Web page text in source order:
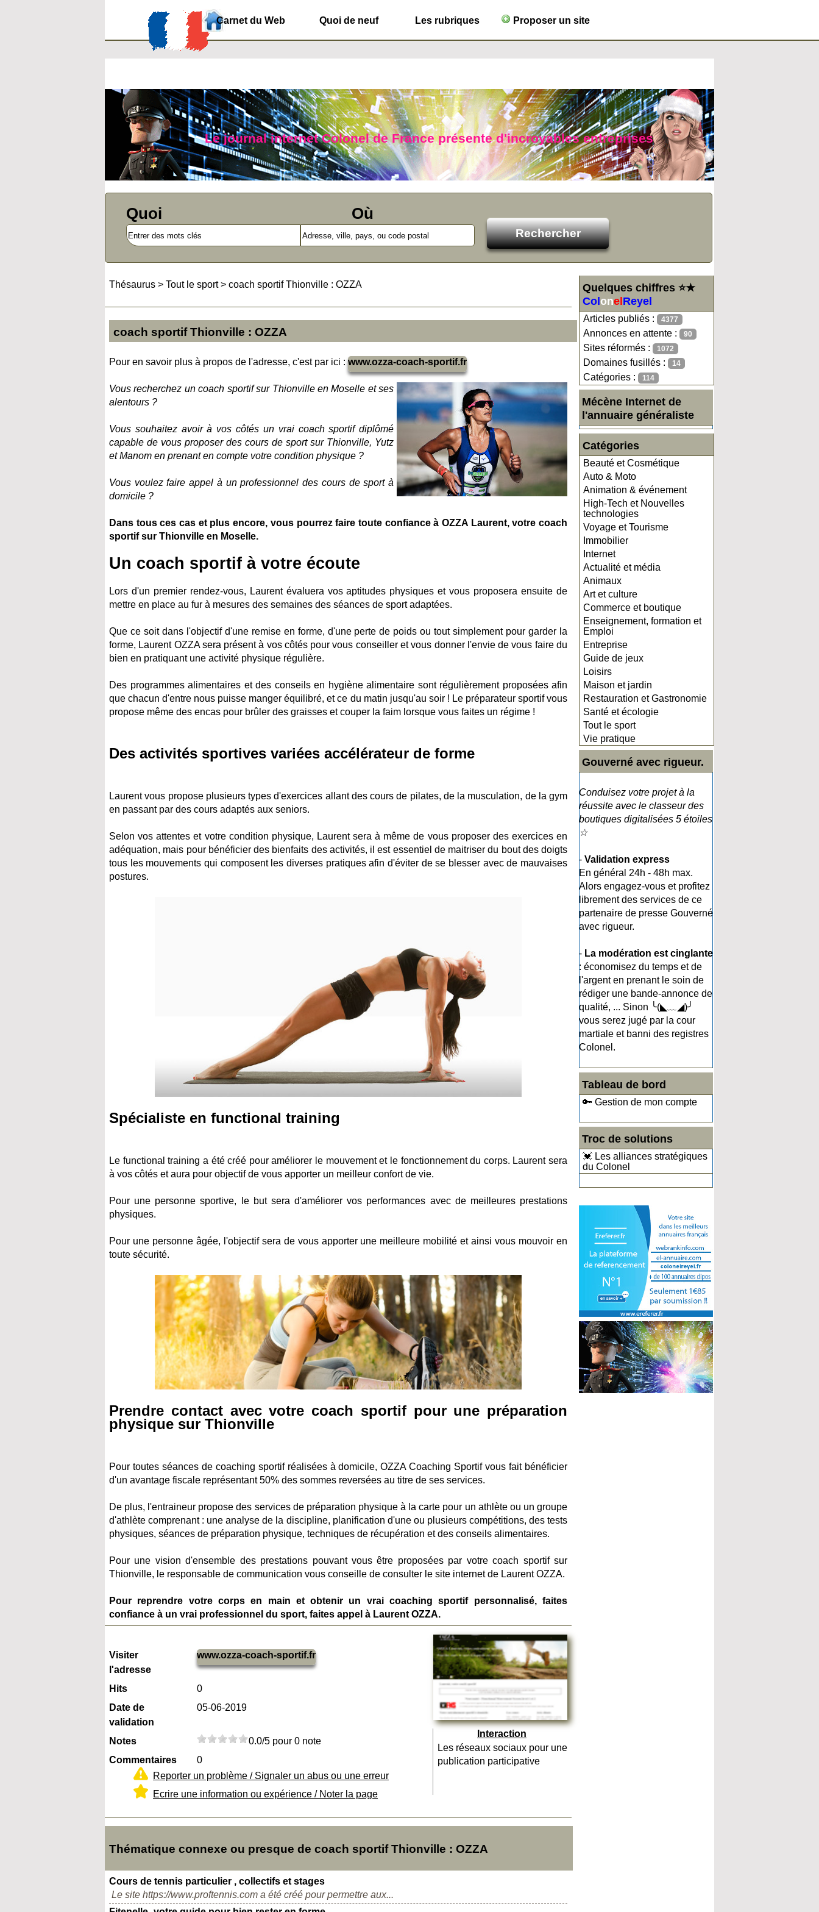
Carnet du Web Quoi de neuf Les rubriques Proposer un site
Le journal internet Colonel de France présente d'incroyables entreprises
Quoi Où
Quelques chiffres ⭐★
Col onel Reyel
Articles publiés : 4377
Annonces en attente : 90
Sites réformés : 1072
Domaines fusillés : 14
Catégories : 114
Mécène Internet de
l'annuaire généraliste
Catégories
Beauté et Cosmétique
Auto & Moto
Animation & événement
High-Tech et Nouvelles
technologies
Voyage et Tourisme
Immobilier
Internet
Actualité et média
Animaux
Art et culture
Commerce et boutique
Enseignement, formation et
Emploi
Entreprise
Guide de jeux
Loisirs
Maison et jardin
Restauration et Gastronomie
Santé et écologie
Tout le sport
Vie pratique
Gouverné avec rigueur.
Conduisez votre projet à la
réussite avec le classeur des
boutiques digitalisées 5 étoiles
☆
- Validation express
En général 24h - 48h max.
Alors engagez-vous et profitez
librement des services de ce
partenaire de presse Gouverné
avec rigueur.
- La modération est cinglante
: économisez du temps et de
l'argent en prenant le soin de
rédiger une bande-annonce de
qualité, ... Sinon ╰(◣﹏◢)╯
vous serez jugé par la cour
martiale et banni des registres
Colonel.
Tableau de bord
🔑 Gestion de mon compte
Troc de solutions
💓 Les alliances stratégiques
du Colonel
Thésaurus > Tout le sport> coach sportif Thionville : OZZA
coach sportif Thionville : OZZA
Pour en savoir plus à propos de l'adresse, c'est par ici :www.ozza-coach-sportif.fr
Vous recherchez un coach sportif sur Thionville en Moselle et ses
alentours ?
Vous souhaitez avoir à vos côtés un vrai coach sportif diplômé
capable de vous proposer des cours de sport sur Thionville, Yutz
et Manom en prenant en compte votre condition physique ?
Vous voulez faire appel à un professionnel des cours de sport à
domicile ?
Dans tous ces cas et plus encore, vous pourrez faire toute confiance à OZZA Laurent, votre coach
sportif sur Thionville en Moselle.
Un coach sportif à votre écoute
Lors d'un premier rendez-vous, Laurent évaluera vos aptitudes physiques et vous proposera ensuite de
mettre en place au fur à mesures des semaines des séances de sport adaptées.
Que ce soit dans l'objectif d'une remise en forme, d'une perte de poids ou tout simplement pour garder la
forme, Laurent OZZA sera présent à vos côtés pour vous conseiller et vous donner l'envie de vous faire du
bien en pratiquant une activité physique régulière.
Des programmes alimentaires et des conseils en hygiène alimentaire sont régulièrement proposées afin
que chacun d'entre nous puisse manger équilibré, et ce du matin jusqu'au soir ! Le préparateur sportif vous
propose même des encas pour brûler des graisses et couper la faim lorsque vous faites un régime !
Des activités sportives variées accélérateur de forme
Laurent vous propose plusieurs types d'exercices allant des cours de pilates, de la musculation, de la gym
en passant par des cours adaptés aux seniors.
Selon vos attentes et votre condition physique, Laurent sera à même de vous proposer des exercices en
adéquation, mais pour bénéficier des bienfaits des activités, il est essentiel de maitriser du bout des doigts
tous les mouvements qui composent les diverses pratiques afin d'éviter de se blesser avec de mauvaises
postures.
Spécialiste en functional training
Le functional training a été créé pour améliorer le mouvement et le fonctionnement du corps. Laurent sera
à vos côtés et aura pour objectif de vous apporter un meilleur confort de vie.
Pour une personne sportive, le but sera d'améliorer vos performances avec de meilleures prestations
physiques.
Pour une personne âgée, l'objectif sera de vous apporter une meilleure mobilité et ainsi vous mouvoir en
toute sécurité.
Prendre contact avec votre coach sportif pour une préparation
physique sur Thionville
Pour toutes séances de coaching sportif réalisées à domicile, OZZA Coaching Sportif vous fait bénéficier
d'un avantage fiscale représentant 50% des sommes reversées au titre de ses services.
De plus, l'entraineur propose des services de préparation physique à la carte pour un athlète ou un groupe
d'athlète comprenant : une analyse de la discipline, planification d'une ou plusieurs compétitions, des tests
physiques, séances de préparation physique, techniques de récupération et des conseils alimentaires.
Pour une vision d'ensemble des prestations pouvant vous être proposées par votre coach sportif sur
Thionville, le responsable de communication vous conseille de consulter le site internet de Laurent OZZA.
Pour reprendre votre corps en main et obtenir un vrai coaching sportif personnalisé, faites
confiance à un vrai professionnel du sport, faites appel à Laurent OZZA.
Visiter
l'adresse
www.ozza-coach-sportif.fr
Hits
0
Date de
validation
05-06-2019
Notes
0.0/5 pour 0 note
Commentaires
0
Reporter un problème / Signaler un abus ou une erreur
Ecrire une information ou expérience / Noter la page
Interaction
Les réseaux sociaux pour une
publication participative
Thématique connexe ou presque de coach sportif Thionville : OZZA
Cours de tennis particulier , collectifs et stages
Le site https://www.proftennis.com a été créé pour permettre aux...